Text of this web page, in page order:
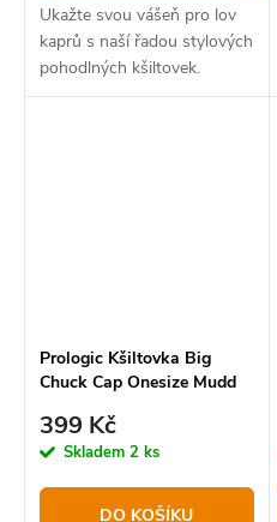
Ukažte svou vášeň pro lov
kaprů s naší řadou stylových
pohodlných kšiltovek.
Prologic Kšiltovka Big
Chuck Cap Onesize Mudd
399 Kč
Skladem 2 ks
DO KOŠÍKU